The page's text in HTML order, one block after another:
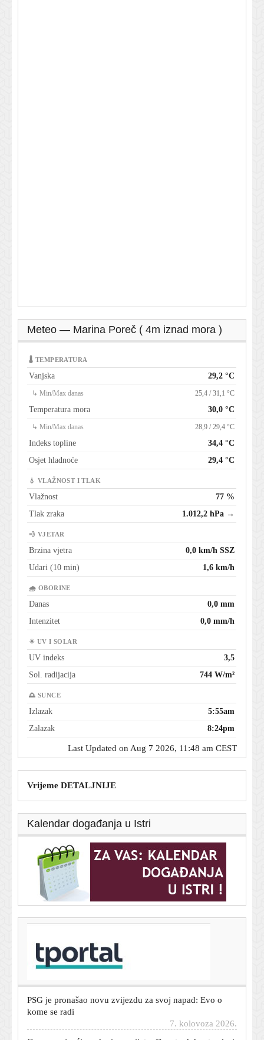
Meteo — Marina Poreč ( 4m iznad mora )
🌡 TEMPERATURA
Vanjska 29,2 °C
↳ Min/Max danas 25,4 / 31,1 °C
Temperatura mora 30,0 °C
↳ Min/Max danas 28,9 / 29,4 °C
Indeks topline
34,4 °C
Osjet hladnoće
29,4 °C
💧 VLAŽNOST I TLAK
Vlažnost
77 %
Tlak zraka
1.012,2 hPa →
💨 VJETAR
Brzina vjetra
0,0 km/h SSZ
Udari (10 min)
1,6 km/h
🌧 OBORINE
Danas
0,0 mm
Intenzitet
0,0 mm/h
☀ UV I SOLAR
UV indeks
3,5
Sol. radijacija
744 W/m²
🌅 SUNCE
Izlazak
5:55am
Zalazak
8:24pm
Last Updated on Aug 7 2026, 11:48 am CEST
Vrijeme DETALJNIJE
Kalendar događanja u Istri
Tražite posao? Ove tvrtke trenutno zapošljavaju, evo što
se nudi
PSG je pronašao novu zvijezdu za svoj napad: Evo o
kome se radi
Ovo su najveći gradovi na svijetu: Devet od deset nalazi